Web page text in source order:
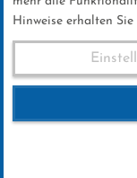
Was hat
so nicht
Hinweise erhalten